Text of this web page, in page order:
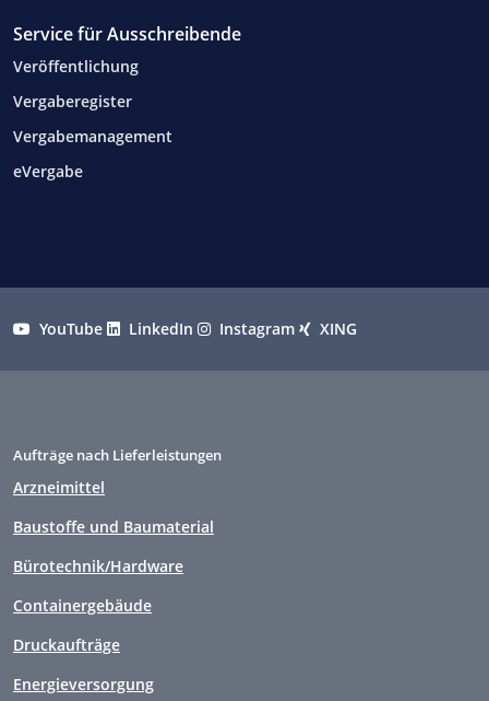
Service für Ausschreibende
Veröffentlichung
Vergaberegister
Vergabemanagement
eVergabe
YouTube LinkedIn Instagram XING
Aufträge nach Lieferleistungen
Arzneimittel
Baustoffe und Baumaterial
Bürotechnik/Hardware
Containergebäude
Druckaufträge
Energieversorgung